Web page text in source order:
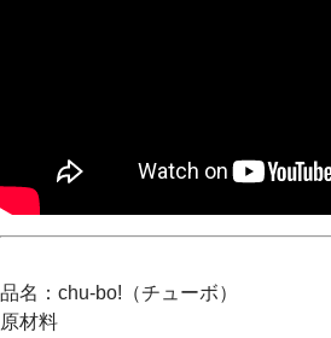
品名：chu-bo!（チューボ）
原材料